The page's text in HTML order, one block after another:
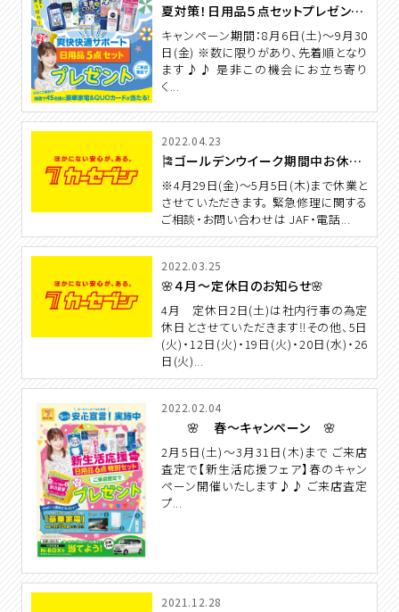
夏対策！日用品５点セットプレゼント！夏のキャンペーン
キャンペーン期間：8月6日(土)～9月30
日(金) ※数に限りがあり、先着順となり
ます♪♪ 是非この機会にお立ち寄り
く...
2022.04.23
🎏ゴールデンウイーク期間中お休みのお知らせ
※4月29日(金)～5月5日(木)まで休業と
させていただきます。 緊急修理に関する
ご相談・お問い合わせは JAF・電話...
2022.03.25
🌸４月～定休日のお知らせ🌸
4月 定休日2日(土)は社内行事の為定
休日とさせていただきます‼その他、5日
(火)・12日(火)・19日(火)・20日(水)・26
日(火)...
2022.02.04
🌸 春～キャンペーン 🌸
2月5日(土)～3月31日(木)まで ご来店
査定で【新生活応援フェア】春のキャン
ペーン開催いたします♪♪ ご来店査定
プ...
2021.12.28